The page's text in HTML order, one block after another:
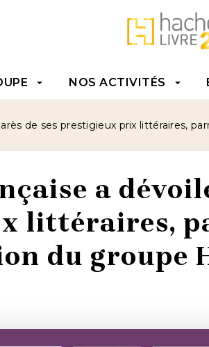
PIED DE PAGE
arrow_drop_down NOS ACTIVITÉS arrow_drop_down
de ses prestigieux prix littéraires,
a
littéraires,
du groupe